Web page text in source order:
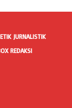
JURNALISTIK
REDAKSI